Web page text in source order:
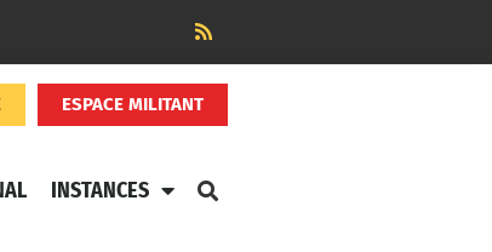
ESPACE MILITANT
INSTANCES